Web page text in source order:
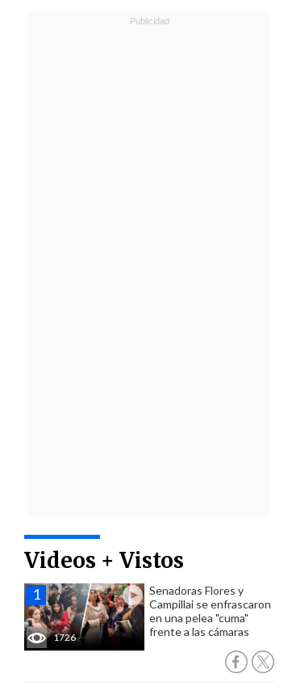
Videos + Vistos
1726
Senadoras Flores y
Campillai se enfrascaron
en una pelea "cuma"
frente a las cámaras